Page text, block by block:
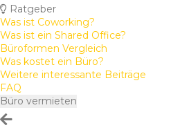
Ratgeber
Was ist Coworking?
Was ist ein Shared Office?
Büroformen Vergleich
Was kostet ein Büro?
Weitere interessante Beiträge
FAQ
Büro vermieten